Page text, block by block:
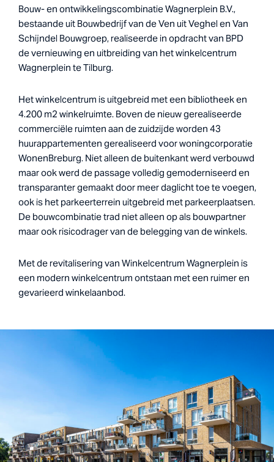
Bouw- en ontwikkelingscombinatie Wagnerplein B.V.,
bestaande uit Bouwbedrijf van de Ven uit Veghel en Van
Schijndel Bouwgroep, realiseerde in opdracht van BPD
de vernieuwing en uitbreiding van het winkelcentrum
Wagnerplein te Tilburg.
Het winkelcentrum is uitgebreid met een bibliotheek en
4.200 m2 winkelruimte. Boven de nieuw gerealiseerde
commerciële ruimten aan de zuidzijde worden 43
huurappartementen gerealiseerd voor woningcorporatie
WonenBreburg. Niet alleen de buitenkant werd verbouwd
maar ook werd de passage volledig gemoderniseerd en
transparanter gemaakt door meer daglicht toe te voegen,
ook is het parkeerterrein uitgebreid met parkeerplaatsen.
De bouwcombinatie trad niet alleen op als bouwpartner
maar ook risicodrager van de belegging van de winkels.
Met de revitalisering van Winkelcentrum Wagnerplein is
een modern winkelcentrum ontstaan met een ruimer en
gevarieerd winkelaanbod.